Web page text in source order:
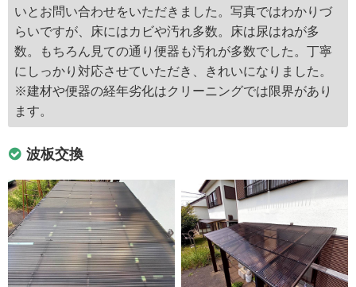
いとお問い合わせをいただきました。写真ではわかりづ
らいですが、床にはカビや汚れ多数。床は尿はねが多
数。もちろん見ての通り便器も汚れが多数でした。丁寧
にしっかり対応させていただき、きれいになりました。
※建材や便器の経年劣化はクリーニングでは限界があり
ます。
波板交換